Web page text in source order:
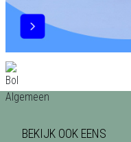
BEKIJK OOK EENS